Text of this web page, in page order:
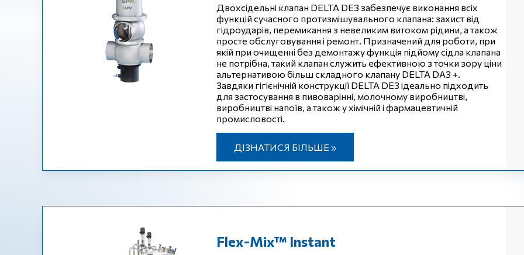
Двохсідельні клапан DELTA DE3 забезпечує виконання всіх
функцій сучасного протизмішувального клапана: захист від
гідроударів, перемикання з невеликим витоком рідини, а також
просте обслуговування і ремонт. Призначений для роботи, при
якій при очищенні без демонтажу функція підйому сідла клапана
не потрібна, такий клапан служить ефективною з точки зору ціни
альтернативою більш складного клапану DELTA DA3 +.
Завдяки гігієнічній конструкції DELTA DE3 ідеально підходить
для застосування в пивоварінні, молочному виробництві,
виробництві напоїв, а також у хімічній і фармацевтичній
промисловості.
ДІЗНАТИСЯ БІЛЬШЕ »
Flex-Mix™ Instant